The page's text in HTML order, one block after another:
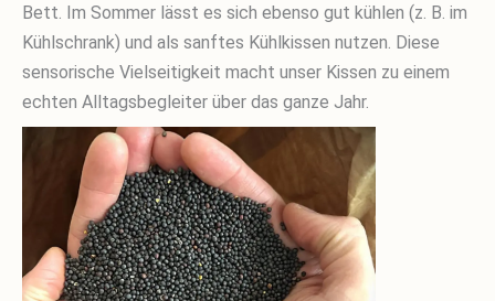
Bett. Im Sommer lässt es sich ebenso gut kühlen (z. B. im
Kühlschrank) und als sanftes Kühlkissen nutzen. Diese
sensorische Vielseitigkeit macht unser Kissen zu einem
echten Alltagsbegleiter über das ganze Jahr.